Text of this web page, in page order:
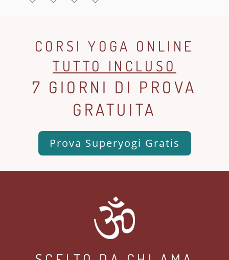
CORSI YOGA ONLINE
TUTTO INCLUSO
7 GIORNI DI PROVA
GRATUITA
Prova Superyogi Gratis